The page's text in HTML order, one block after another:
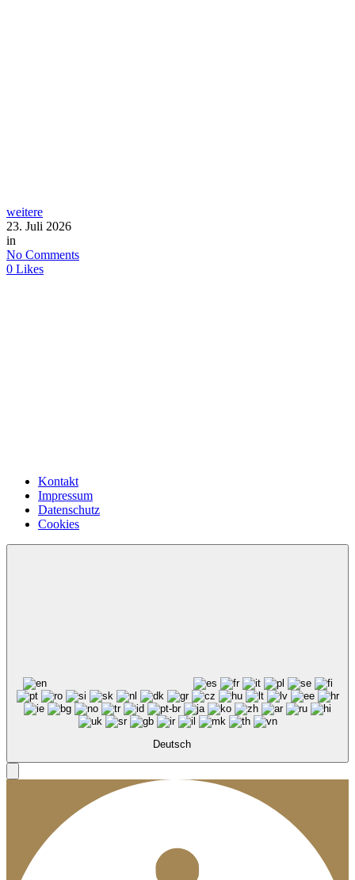
weitere
23. Juli 2026
in
No Comments
0 Likes
Kontakt
Impressum
Datenschutz
Cookies
Deutsch